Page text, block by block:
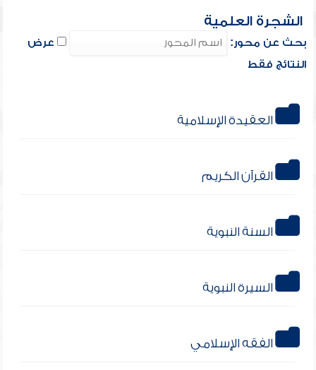
الشجرة العلمية
بحث عن محور:
عرض
النتائج فقط
العقيدة الإسلامية
القرآن الكريم
السنة النبوية
السيرة النبوية
الفقه الإسلامي